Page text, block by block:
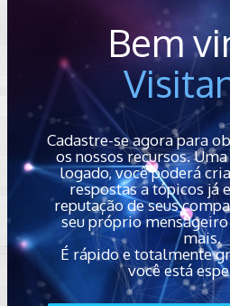
Bem
Cadastre-se agora para
os nossos recursos.
logado, você poderá
respostas a tópicos já
reputação de seus
seu próprio
mais.
É rápido e totalmente
você está